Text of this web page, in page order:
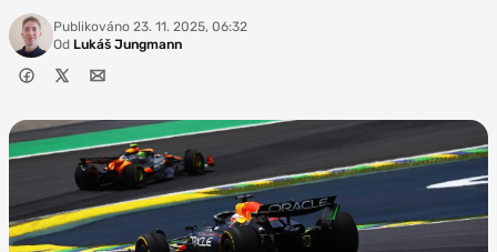
Publikováno 23. 11. 2025, 06:32
Od Lukáš Jungmann